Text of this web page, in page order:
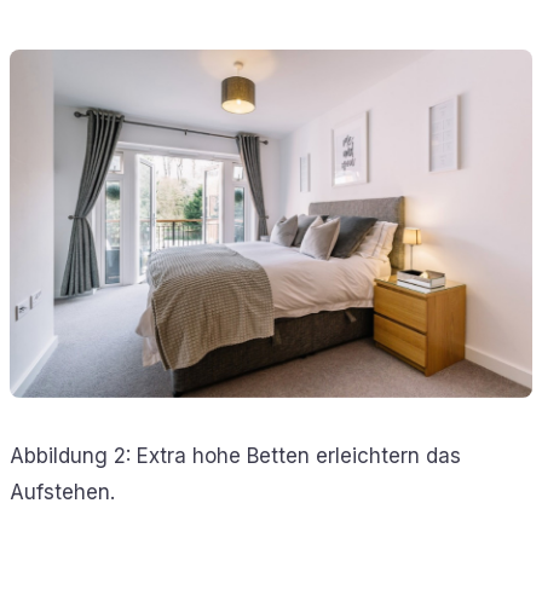
Abbildung 2: Extra hohe Betten erleichtern das
Aufstehen.